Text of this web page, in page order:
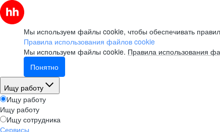
Мы используем файлы cookie, чтобы обеспечивать
Правила использования файлов cookie
Мы используем файлы cookie. Правила использования
Понятно
Ищу работу
Ищу работу
Ищу работу
Ищу сотрудника
Сервисы